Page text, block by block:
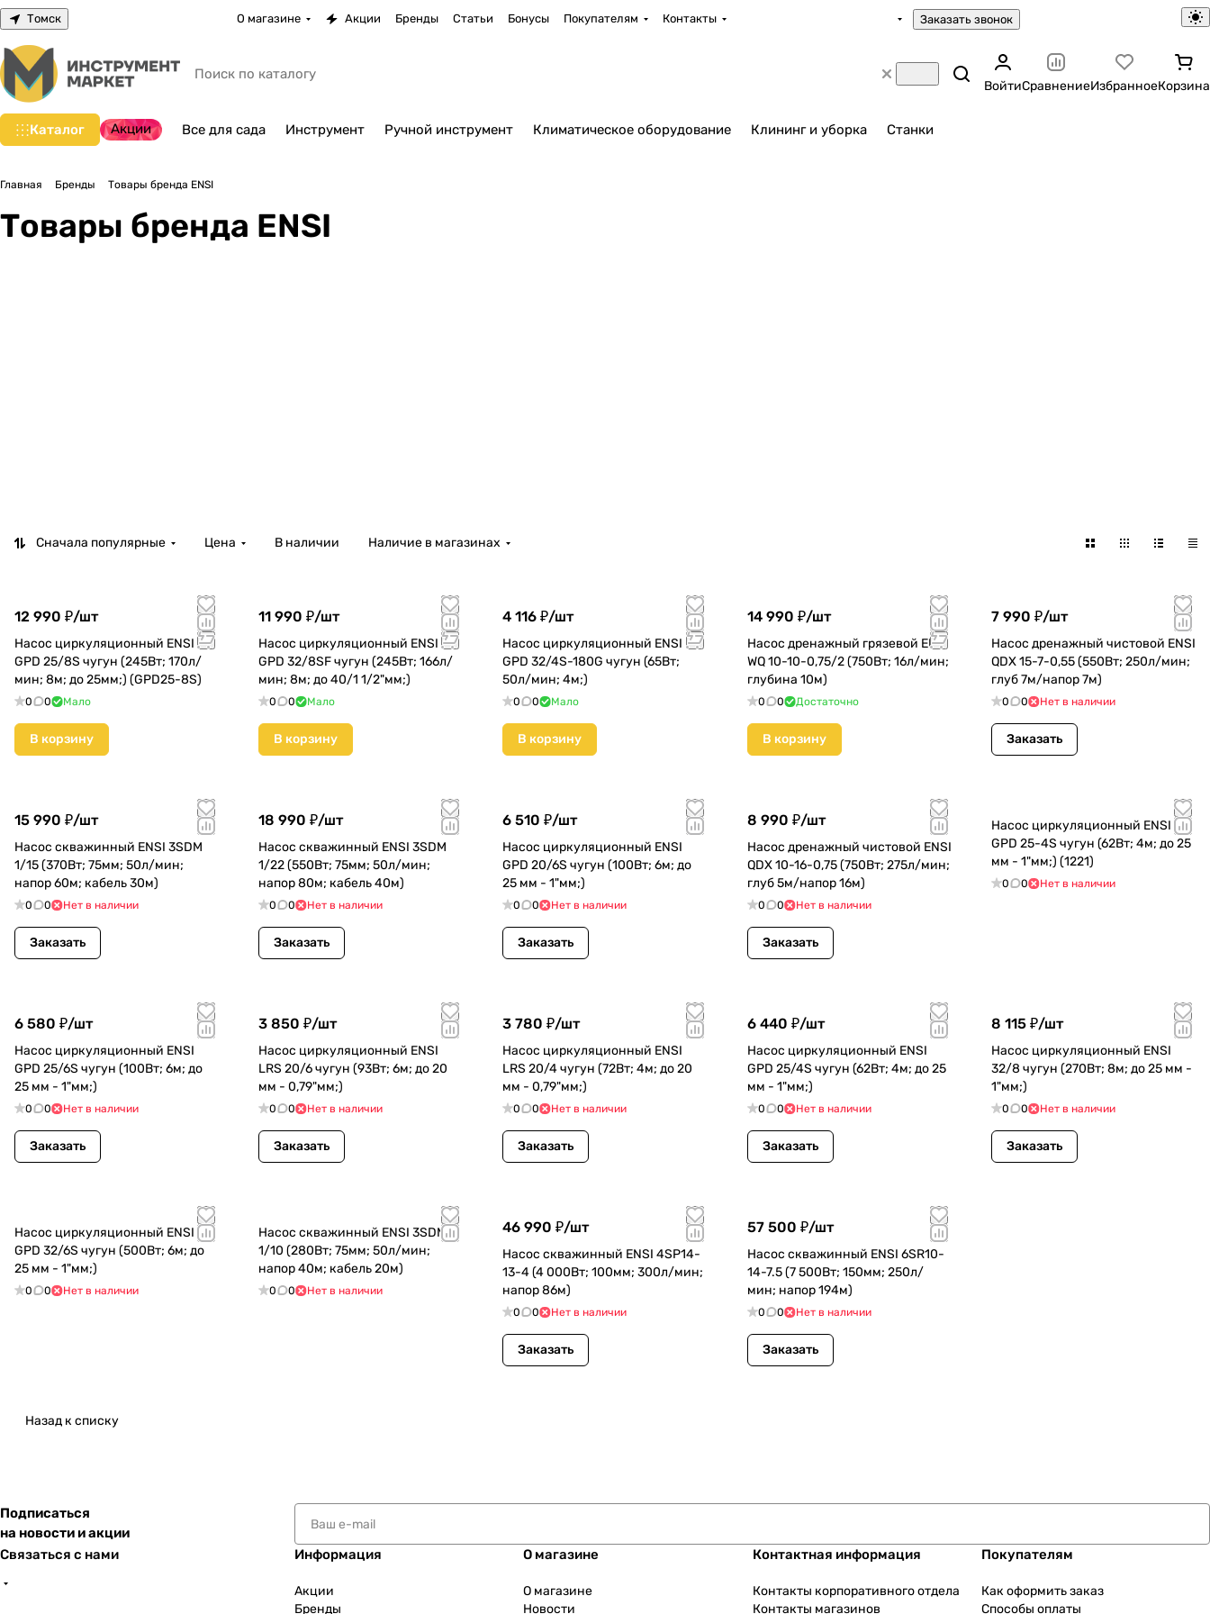
Томск О магазине Акции Бренды Статьи Бонусы Покупателям Контакты Заказать звонок
ВойтиСравнениеИзбранноеКорзина
Каталог Акции Все для сада Инструмент Ручной инструмент Климатическое оборудование Клининг и уборка Станки
Главная Бренды Товары бренда ENSI
Товары бренда ENSI
Сначала популярные Цена В наличии Наличие в магазинах
12 990 ₽/шт
Насос циркуляционный ENSI
GPD 25/8S чугун (245Вт; 170л/
мин; 8м; до 25мм;) (GPD25-8S)
0 0 Мало
В корзину
11 990 ₽/шт
Насос циркуляционный ENSI
GPD 32/8SF чугун (245Вт; 166л/
мин; 8м; до 40/1 1/2"мм;)
0 0 Мало
В корзину
4 116 ₽/шт
Насос циркуляционный ENSI
GPD 32/4S-180G чугун (65Вт;
50л/мин; 4м;)
0 0 Мало
В корзину
14 990 ₽/шт
Насос дренажный грязевой ENSI
WQ 10-10-0,75/2 (750Вт; 16л/мин;
глубина 10м)
0 0 Достаточно
В корзину
7 990 ₽/шт
Насос дренажный чистовой ENSI
QDX 15-7-0,55 (550Вт; 250л/мин;
глуб 7м/напор 7м)
0 0 Нет в наличии
Заказать
15 990 ₽/шт
Насос скважинный ENSI 3SDM
1/15 (370Вт; 75мм; 50л/мин;
напор 60м; кабель 30м)
0 0 Нет в наличии
Заказать
18 990 ₽/шт
Насос скважинный ENSI 3SDM
1/22 (550Вт; 75мм; 50л/мин;
напор 80м; кабель 40м)
0 0 Нет в наличии
Заказать
6 510 ₽/шт
Насос циркуляционный ENSI
GPD 20/6S чугун (100Вт; 6м; до
25 мм - 1"мм;)
0 0 Нет в наличии
Заказать
8 990 ₽/шт
Насос дренажный чистовой ENSI
QDX 10-16-0,75 (750Вт; 275л/мин;
глуб 5м/напор 16м)
0 0 Нет в наличии
Заказать
Насос циркуляционный ENSI
GPD 25-4S чугун (62Вт; 4м; до 25
мм - 1"мм;) (1221)
0 0 Нет в наличии
6 580 ₽/шт
Насос циркуляционный ENSI
GPD 25/6S чугун (100Вт; 6м; до
25 мм - 1"мм;)
0 0 Нет в наличии
Заказать
3 850 ₽/шт
Насос циркуляционный ENSI
LRS 20/6 чугун (93Вт; 6м; до 20
мм - 0,79"мм;)
0 0 Нет в наличии
Заказать
3 780 ₽/шт
Насос циркуляционный ENSI
LRS 20/4 чугун (72Вт; 4м; до 20
мм - 0,79"мм;)
0 0 Нет в наличии
Заказать
6 440 ₽/шт
Насос циркуляционный ENSI
GPD 25/4S чугун (62Вт; 4м; до 25
мм - 1"мм;)
0 0 Нет в наличии
Заказать
8 115 ₽/шт
Насос циркуляционный ENSI
32/8 чугун (270Вт; 8м; до 25 мм -
1"мм;)
0 0 Нет в наличии
Заказать
Насос циркуляционный ENSI
GPD 32/6S чугун (500Вт; 6м; до
25 мм - 1"мм;)
0 0 Нет в наличии
Насос скважинный ENSI 3SDM
1/10 (280Вт; 75мм; 50л/мин;
напор 40м; кабель 20м)
0 0 Нет в наличии
46 990 ₽/шт
Насос скважинный ENSI 4SP14-
13-4 (4 000Вт; 100мм; 300л/мин;
напор 86м)
0 0 Нет в наличии
Заказать
57 500 ₽/шт
Насос скважинный ENSI 6SR10-
14-7.5 (7 500Вт; 150мм; 250л/
мин; напор 194м)
0 0 Нет в наличии
Заказать
Назад к списку
Подписаться
на новости и акции
Связаться с нами
Информация
Акции
Бренды
О магазине
О магазине
Новости
Контактная информация
Контакты корпоративного отдела
Контакты магазинов
Покупателям
Как оформить заказ
Способы оплаты